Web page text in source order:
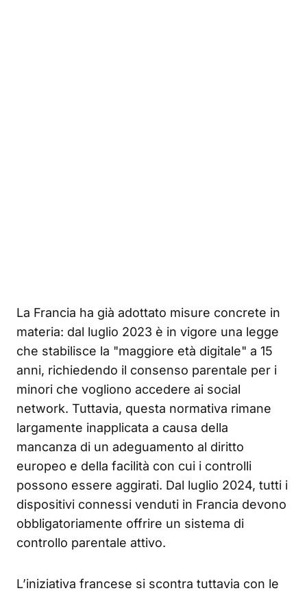
La Francia ha già adottato misure concrete in
materia: dal luglio 2023 è in vigore una legge
che stabilisce la "maggiore età digitale" a 15
anni, richiedendo il consenso parentale per i
minori che vogliono accedere ai social
network. Tuttavia, questa normativa rimane
largamente inapplicata a causa della
mancanza di un adeguamento al diritto
europeo e della facilità con cui i controlli
possono essere aggirati. Dal luglio 2024, tutti i
dispositivi connessi venduti in Francia devono
obbligatoriamente offrire un sistema di
controllo parentale attivo.
L’iniziativa francese si scontra tuttavia con le